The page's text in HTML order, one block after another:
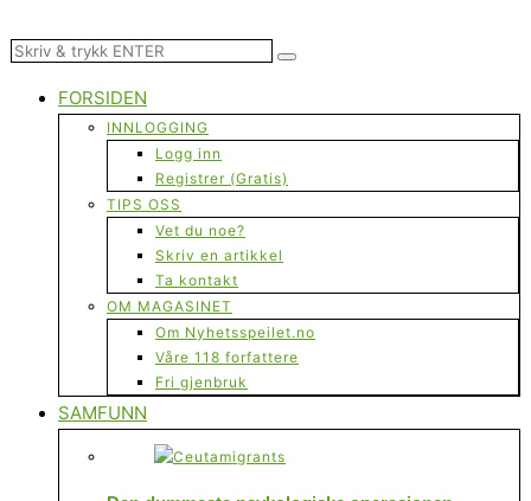
FORSIDEN
INNLOGGING
Logg inn
Registrer (Gratis)
TIPS OSS
Vet du noe?
Skriv en artikkel
Ta kontakt
OM MAGASINET
Om Nyhetsspeilet.no
Våre 118 forfattere
Fri gjenbruk
SAMFUNN